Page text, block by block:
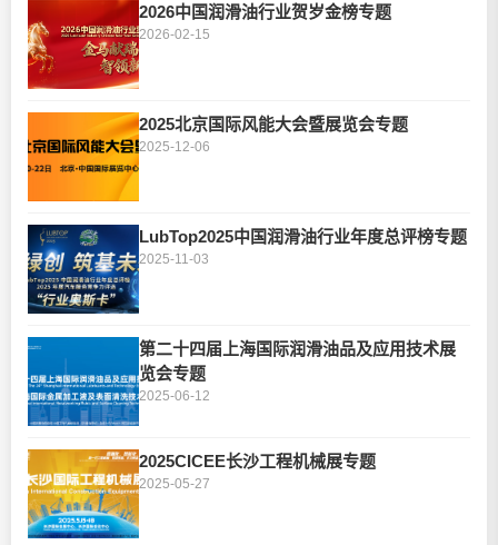
2026中国润滑油行业贺岁金榜专题
2026-02-15
2025北京国际风能大会暨展览会专题
2025-12-06
LubTop2025中国润滑油行业年度总评榜专题
2025-11-03
第二十四届上海国际润滑油品及应用技术展
览会专题
2025-06-12
2025CICEE长沙工程机械展专题
2025-05-27